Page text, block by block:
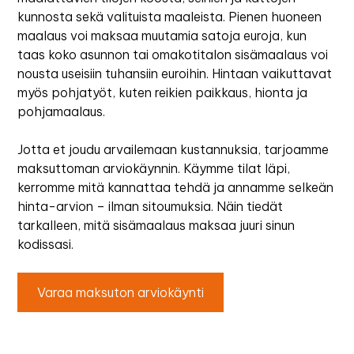
kunnosta sekä valituista maaleista. Pienen huoneen
maalaus voi maksaa muutamia satoja euroja, kun
taas koko asunnon tai omakotitalon sisämaalaus voi
nousta useisiin tuhansiin euroihin. Hintaan vaikuttavat
myös pohjatyöt, kuten reikien paikkaus, hionta ja
pohjamaalaus.
Jotta et joudu arvailemaan kustannuksia, tarjoamme
maksuttoman arviokäynnin. Käymme tilat läpi,
kerromme mitä kannattaa tehdä ja annamme selkeän
hinta-arvion – ilman sitoumuksia. Näin tiedät
tarkalleen, mitä sisämaalaus maksaa juuri sinun
kodissasi.
Varaa maksuton arviokäynti